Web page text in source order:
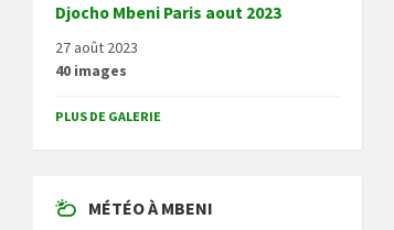
Djocho Mbeni Paris aout 2023
27 août 2023
40 images
PLUS DE GALERIE
MÉTÉO À MBENI